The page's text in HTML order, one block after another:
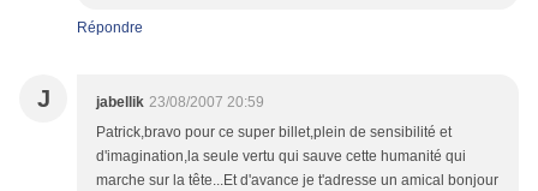
Répondre
J jabellik 23/08/2007 20:59
Patrick,bravo pour ce super billet,plein de sensibilité et
d'imagination,la seule vertu qui sauve cette humanité qui
marche sur la tête...Et d'avance je t'adresse un amical bonjour